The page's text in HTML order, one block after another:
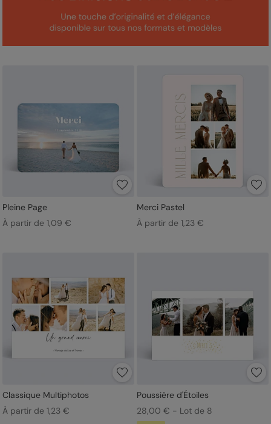
Pleine Page
À partir de 1,09 €
Merci Pastel
À partir de 1,23 €
Classique Multiphotos
À partir de 1,23 €
Poussière d'Étoiles
28,00 € - Lot de 8